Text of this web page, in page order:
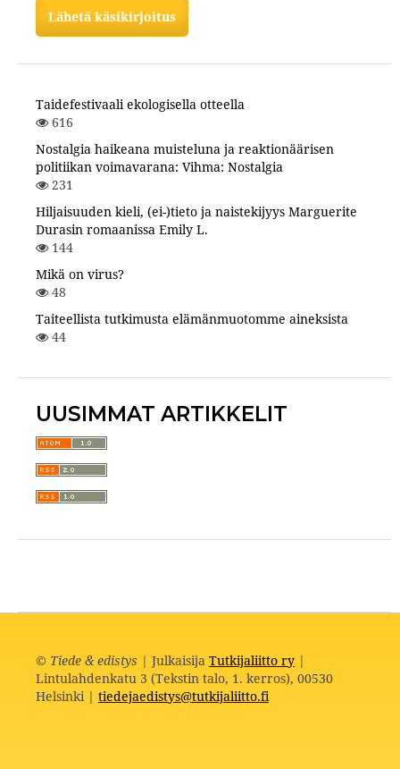
Lähetä käsikirjoitus
Taidefestivaali ekologisella otteella
616
Nostalgia haikeana muisteluna ja reaktionäärisen
politiikan voimavarana: Vihma: Nostalgia
231
Hiljaisuuden kieli, (ei-)tieto ja naistekijyys Marguerite
Durasin romaanissa Emily L.
144
Mikä on virus?
48
Taiteellista tutkimusta elämänmuotomme aineksista
44
UUSIMMAT ARTIKKELIT
© Tiede & edistys | Julkaisija Tutkijaliitto ry|
Lintulahdenkatu 3 (Tekstin talo, 1. kerros), 00530
Helsinki | tiedejaedistys@tutkijaliitto.fi